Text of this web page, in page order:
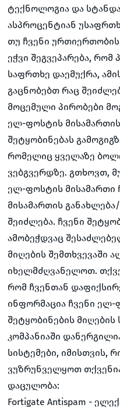
ტექნოლოგია და
ასპროცენტიან
თუ ჩვენი
ეჭვი შეგვეპარება,
საფრთხე დაემუქრა,
გაცნობებთ რაც
მოცემული პირობები
ელ-ფოსტის
შეტყობინებას
რომელიც ყველაზე
ვებგვერდზე. გთხოვთ,
ელ-ფოსტის მისამართი
მისამართის
შეიძლება. ჩვენი
ამობეჭდვაც
მიღების შემთხვევაში
იხელმძღვანელოთ.
რომ ჩვენთან
ინფორმაცია ჩვენი ელ-
შეტყობინების მიღების
კომპანიაში
სისტემები, იმისთვის,
ვუზრუნველყოთ
დაცულობა:
Fortigate Antispam -